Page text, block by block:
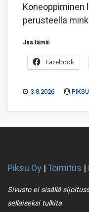
Koneoppiminen
perusteella
Jaa tämä:
Facebook
3.8.2026
Piksu Oy |Toimitus |
Sivusto ei sisällä
sellaiseksi tulkita